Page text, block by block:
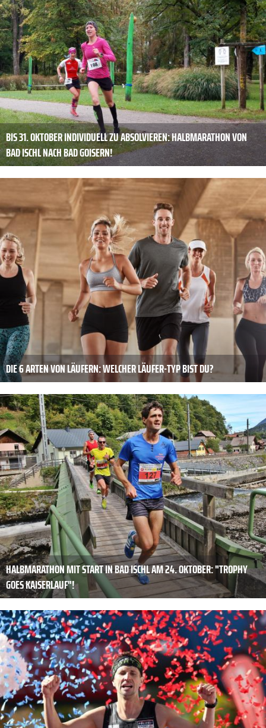
BIS 31. OKTOBER INDIVIDUELL ZU ABSOLVIEREN: HALBMARATHON VON
BAD ISCHL NACH BAD GOISERN!
DIE 6 ARTEN VON LÄUFERN: WELCHER LÄUFER-TYP BIST DU?
HALBMARATHON MIT START IN BAD ISCHL AM 24. OKTOBER: "TROPHY
GOES KAISERLAUF"!